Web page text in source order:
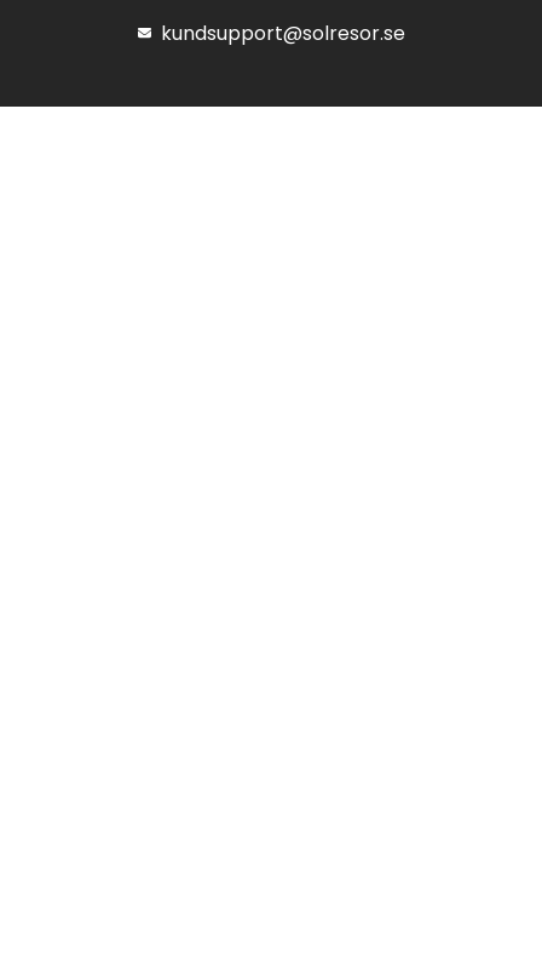
kundsupport@solresor.se